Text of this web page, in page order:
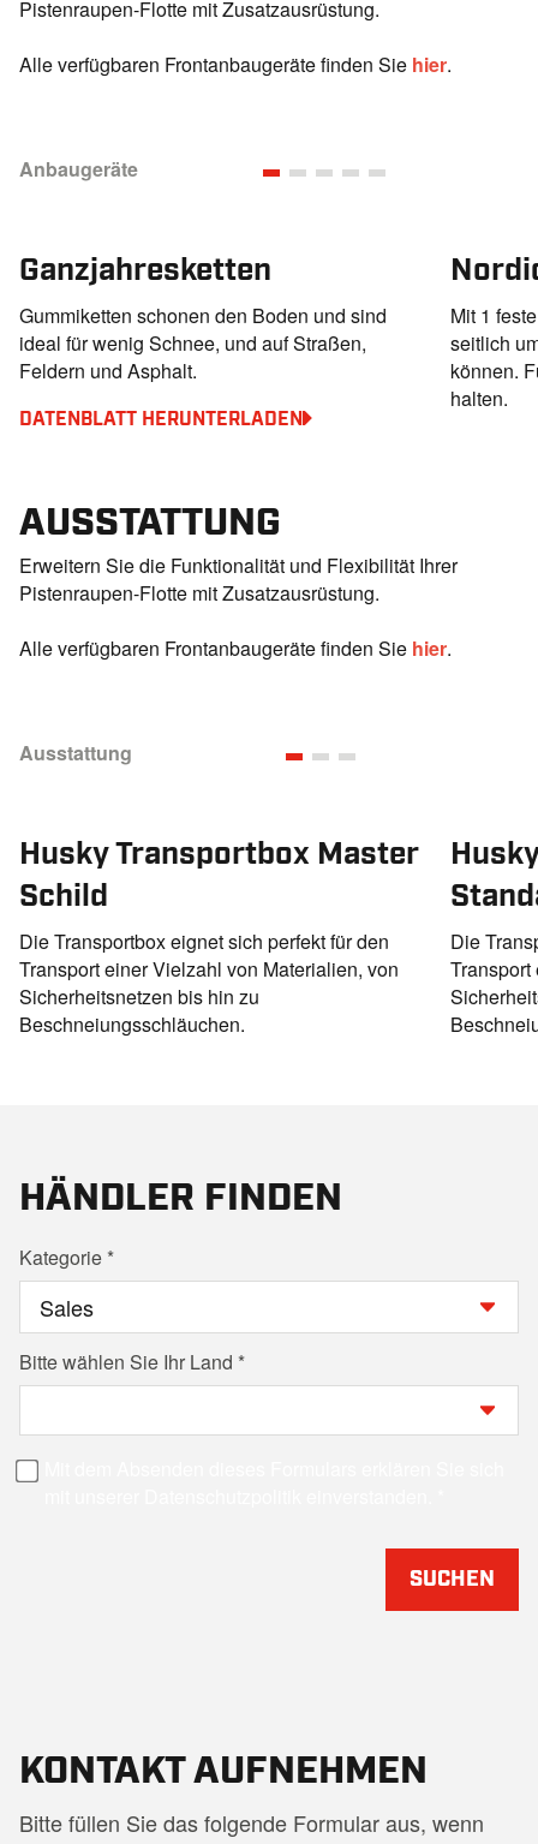
Pistenraupen-Flotte mit Zusatzausrüstung.
Alle verfügbaren Frontanbaugeräte finden Sie hier.
Anbaugeräte
Ganzjahresketten
Gummiketten schonen den Boden und sind
ideal für wenig Schnee, und auf Straßen,
Feldern und Asphalt.
DATENBLATT HERUNTERLADEN
Mit 1
seitlich
können.
halten.
AUSSTATTUNG
Erweitern Sie die Funktionalität und Flexibilität Ihrer
Pistenraupen-Flotte mit Zusatzausrüstung.
Alle verfügbaren Frontanbaugeräte finden Sie hier.
Ausstattung
Husky Transportbox Master
Schild
Die Transportbox eignet sich perfekt für den
Transport einer Vielzahl von Materialien, von
Sicherheitsnetzen bis hin zu
Beschneiungsschläuchen.
Die
HÄNDLER FINDEN
Kategorie
Bitte wählen Sie Ihr Land
SUCHEN
KONTAKT AUFNEHMEN
Bitte füllen Sie das folgende Formular aus, wenn